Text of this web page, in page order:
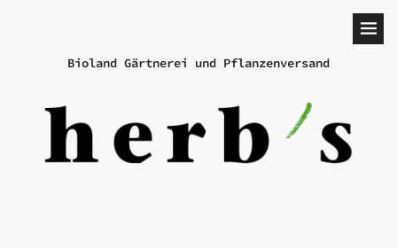
Bioland Gärtnerei und Pflanzenversand